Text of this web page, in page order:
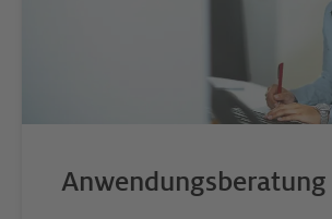
Anwendungsberatung